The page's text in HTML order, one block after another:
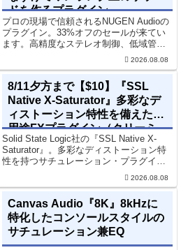
ドを作るプラグイン
プロの現場で信頼されるNUGEN Audioの
プラグイン。33%オフのセールが来てい
ます。高精度なステレオ制御、低域管
理、リバーブツールが揃っています。モ
ます。現在、全...
2026.08.08
8/11夕方まで【$10】『SSL
Native X-Saturator』多彩なデ
ィストーション特性を備えた多
用途FXプラグイン（クリーミ
ィ＆ウォームなサウンド）
Solid State Logic社の『SSL Native X-
Saturator』。多彩なディストーション特
性を持つサチュレーション・プラグイン
です。音楽制作者、エンジニアの間でも
評価の高い製品です。競合するサチュレ
2026.08.08
Canvas Audio『8K』8kHzに
特化したコンソールスタイルの
サチュレーション兼EQ